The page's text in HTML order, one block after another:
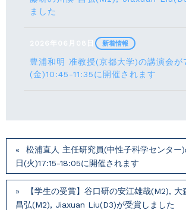
ました
2026年06月08日
豊浦和明 准教授(京都大学)の講演会が
(⾦)10:45-11:35に開催されます
新着情報
松浦直人 主任研究員(中性子科学センター
⽇(火)17:15-18:05に開催されます
【学生の受賞】谷口研の安江雄哉(M2),
昌弘(M2), Jiaxuan Liu(D3)が受賞しました